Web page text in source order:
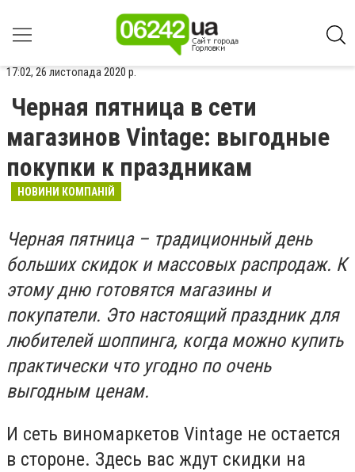
17:02, 26 листопада 2020 р.
Черная пятница в сети
магазинов Vintage: выгодные
покупки к праздникам
НОВИНИ КОМПАНІЙ
Черная пятница – традиционный день
больших скидок и массовых распродаж. К
этому дню готовятся магазины и
покупатели. Это настоящий праздник для
любителей шоппинга, когда можно купить
практически что угодно по очень
выгодным ценам.
И сеть виномаркетов Vintage не остается
в стороне. Здесь вас ждут скидки на